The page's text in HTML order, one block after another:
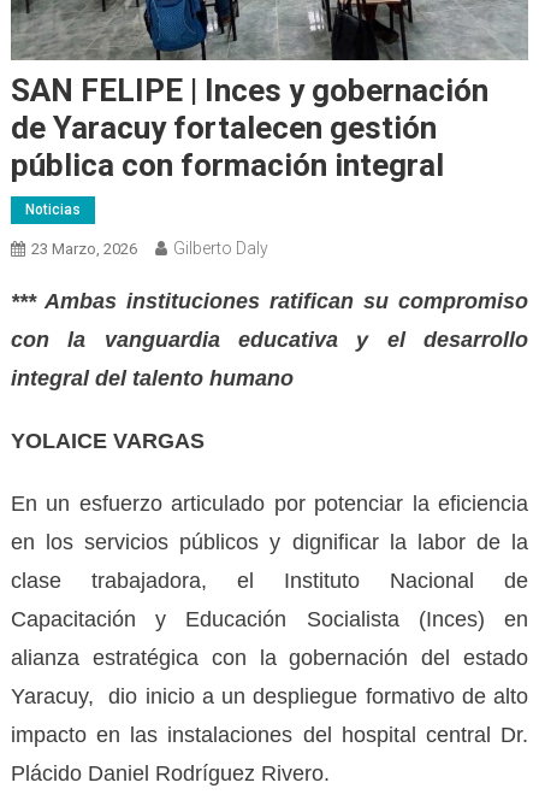
SAN FELIPE | Inces y gobernación
de Yaracuy fortalecen gestión
pública con formación integral
Noticias
23 Marzo, 2026 Gilberto Daly
*** Ambas instituciones ratifican su compromiso
con la vanguardia educativa y el desarrollo
integral del talento humano
YOLAICE VARGAS
En un esfuerzo articulado por potenciar la eficiencia
en los servicios públicos y dignificar la labor de la
clase trabajadora, el Instituto Nacional de
Capacitación y Educación Socialista (Inces) en
alianza estratégica con la gobernación del estado
Yaracuy, dio inicio a un despliegue formativo de alto
impacto en las instalaciones del hospital central Dr.
Plácido Daniel Rodríguez Rivero.